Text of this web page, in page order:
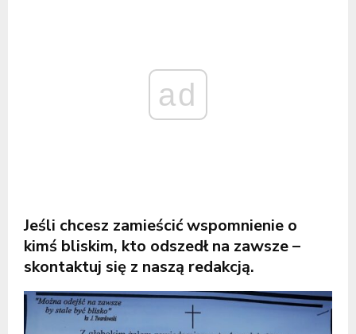
ad
Jeśli chcesz zamieścić wspomnienie o
kimś bliskim, kto odszedł na zawsze –
skontaktuj się z naszą redakcją.